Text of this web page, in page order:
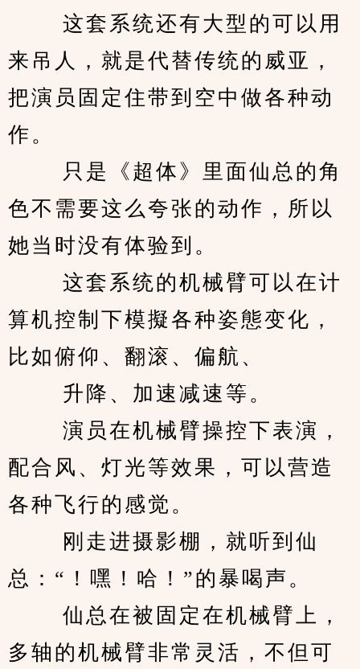
这套系统还有大型的可以用
来吊人，就是代替传统的威亚，
把演员固定住带到空中做各种动
作。
只是《超体》里面仙总的角
色不需要这么夸张的动作，所以
她当时没有体验到。
这套系统的机械臂可以在计
算机控制下模擬各种姿態变化，
比如俯仰、翻滚、偏航、
升降、加速减速等。
演员在机械臂操控下表演，
配合风、灯光等效果，可以营造
各种飞行的感觉。
刚走进摄影棚，就听到仙
总：“！嘿！哈！”的暴喝声。
仙总在被固定在机械臂上，
多轴的机械臂非常灵活，不但可